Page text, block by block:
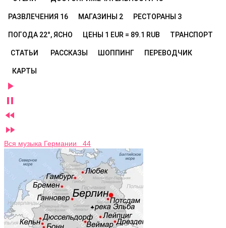
РАЗВЛЕЧЕНИЯ 16 МАГАЗИНЫ 2 РЕСТОРАНЫ 3
ПОГОДА 22°, ЯСНО ЦЕНЫ 1 EUR = 89.1 RUB ТРАНСПОРТ
СТАТЬИ РАССКАЗЫ ШОППИНГ ПЕРЕВОДЧИК
КАРТЫ




Вся музыка Германии 44